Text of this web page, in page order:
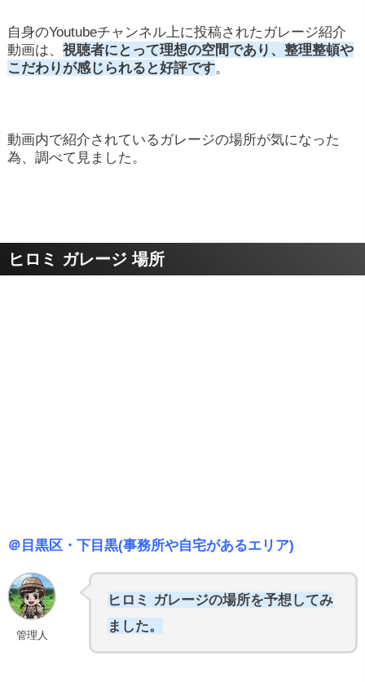
自身のYoutubeチャンネル上に投稿されたガレージ紹介
動画は、 視聴者にとって理想の空間であり、整理整頓や
こだわりが感じられると好評です。
動画内で紹介されているガレージの場所が気になった
為、調べて見ました。
ヒロミ ガレージ 場所
＠目黒区・下目黒(事務所や自宅があるエリア)
管理人
ヒロミ ガレージの場所を予想してみ
ました。